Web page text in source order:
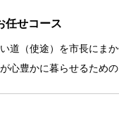
任せコース
道（使途）を市長にま
心豊かに暮らせるため